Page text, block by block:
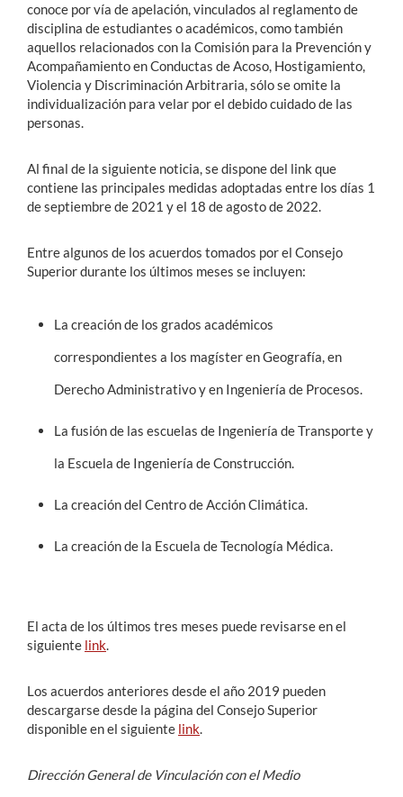
conoce por vía de apelación, vinculados al reglamento de
disciplina de estudiantes o académicos, como también
aquellos relacionados con la Comisión para la Prevención y
Acompañamiento en Conductas de Acoso, Hostigamiento,
Violencia y Discriminación Arbitraria, sólo se omite la
individualización para velar por el debido cuidado de las
personas.
Al final de la siguiente noticia, se dispone del link que
contiene las principales medidas adoptadas entre los días 1
de septiembre de 2021 y el 18 de agosto de 2022.
Entre algunos de los acuerdos tomados por el Consejo
Superior durante los últimos meses se incluyen:
La creación de los grados académicos
correspondientes a los magíster en Geografía, en
Derecho Administrativo y en Ingeniería de Procesos.
La fusión de las escuelas de Ingeniería de Transporte y
la Escuela de Ingeniería de Construcción.
La creación del Centro de Acción Climática.
La creación de la Escuela de Tecnología Médica.
El acta de los últimos tres meses puede revisarse en el
siguiente link.
Los acuerdos anteriores desde el año 2019 pueden
descargarse desde la página del Consejo Superior
disponible en el siguiente link.
Dirección General de Vinculación con el Medio